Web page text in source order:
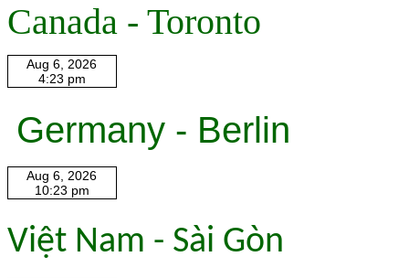
Canada - Toronto
Germany - Berlin
Việt Nam - Sài Gòn